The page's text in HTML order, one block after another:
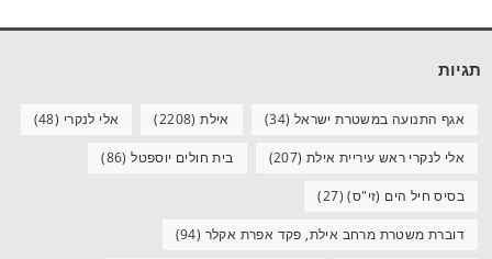
תגיות
אגף התנועה במשטרת ישראל (34) אילת(2208) אלי לנקרי (48)
אלי לנקרי ראש עיריית אילת (207) בית חולים יוספטל(86)
בסיס חיל הים (זי"ס)(27)
דוברת משטרת מרחב אילת, פקד אפרת אקלר (94)